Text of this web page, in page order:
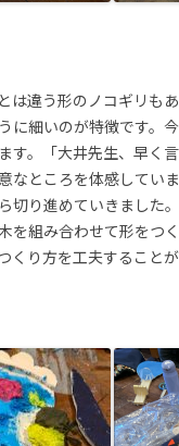
は違う形のノコギリも
に細いのが特徴です。
す。「大井先生、早く
なところを体感してい
切り進めていきました
を組み合わせて形をつ
り方を工夫することが